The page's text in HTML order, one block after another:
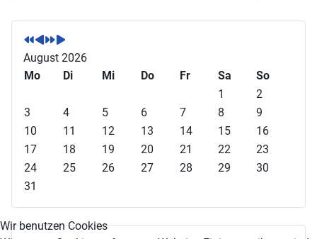
V
o
r
h
r
i
g
s
J
a
h
V
o
r
h
i
g
r
o
n
N
ä
c
r
N
ä
c
a
t
August 2026
Mo
Di Mi Do Fr Sa
So
1
2
3
4 5 6 7 8
9
10
11 12 13 14 15
16
17
18 19 20 21 22
23
24
25 26 27 28 29
30
31
Wir benutzen Cookies